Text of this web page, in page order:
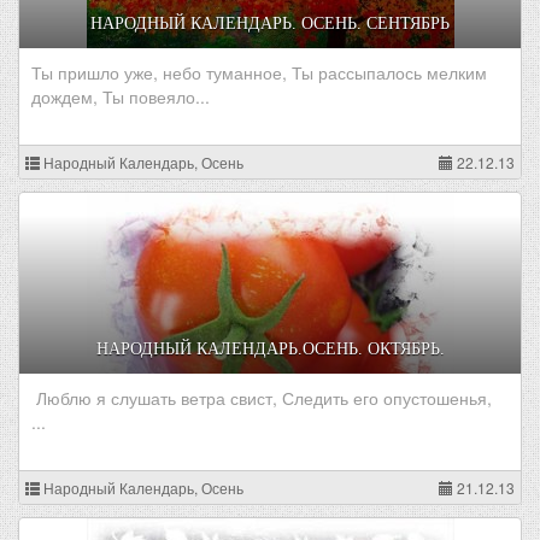
НАРОДНЫЙ КАЛЕНДАРЬ. ОСЕНЬ. СЕНТЯБРЬ
Ты пришло уже, небо туманное, Ты рассыпалось мелким
дождем, Ты повеяло...
Народный Календарь, Осень 22.12.13
НАРОДНЫЙ КАЛЕНДАРЬ.ОСЕНЬ. ОКТЯБРЬ.
Люблю я слушать ветра свист, Следить его опустошенья,
...
Народный Календарь, Осень 21.12.13